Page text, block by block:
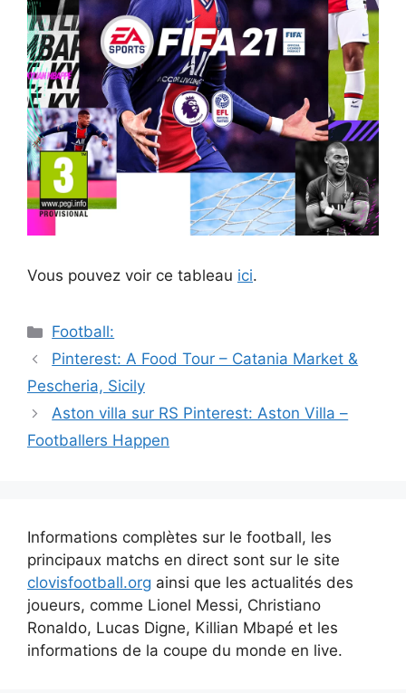
Vous pouvez voir ce tableau ici.
Catégories
Football:
Navigation
des
Pinterest: A Food Tour – Catania Market &
Pescheria, Sicily
Aston villa sur RS Pinterest: Aston Villa –
Footballers Happen
Informations complètes sur le football, les
principaux matchs en direct sont sur le site
clovisfootball.org ainsi que les actualités des
joueurs, comme Lionel Messi, Christiano
Ronaldo, Lucas Digne, Killian Mbapé et les
informations de la coupe du monde en live.